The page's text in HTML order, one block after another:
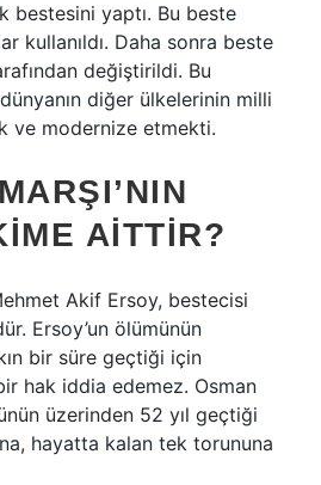
bestesini yaptı. Bu beste
kullanıldı. Daha sonra beste
değiştirildi. Bu
diğer ülkelerinin milli
ve modernize etmekti.
AITTIR?
Akif Ersoy, bestecisi
Ersoy’un ölümünün
bir süre geçtiği için
hak iddia edemez. Osman
üzerinden 52 yıl geçtiği
hayatta kalan tek torununa